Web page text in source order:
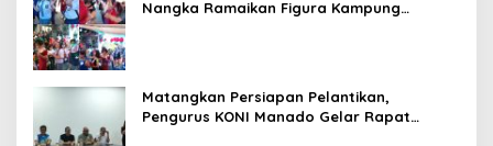
Nangka Ramaikan Figura Kampung
Matangkan Persiapan Pelantikan,
Pengurus KONI Manado Gelar Rapat